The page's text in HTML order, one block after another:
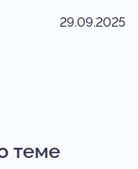
29.09.2025
теме